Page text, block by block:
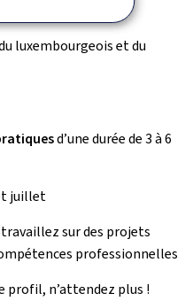
luxembourgeois et du
d’une durée de 3 à 6
juillet
travaillez sur des projets
professionnelles
profil, n’attendez plus !